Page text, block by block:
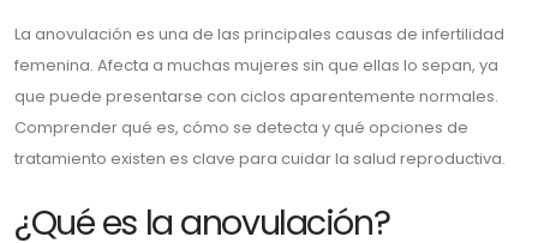
La anovulación es una de las principales causas de infertilidad
femenina. Afecta a muchas mujeres sin que ellas lo sepan, ya
que puede presentarse con ciclos aparentemente normales.
Comprender qué es, cómo se detecta y qué opciones de
tratamiento existen es clave para cuidar la salud reproductiva.
¿Qué es la anovulación?